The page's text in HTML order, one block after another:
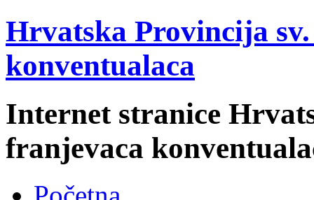
Hrvatska Provincija
konventualaca
Internet stranice
franjevaca